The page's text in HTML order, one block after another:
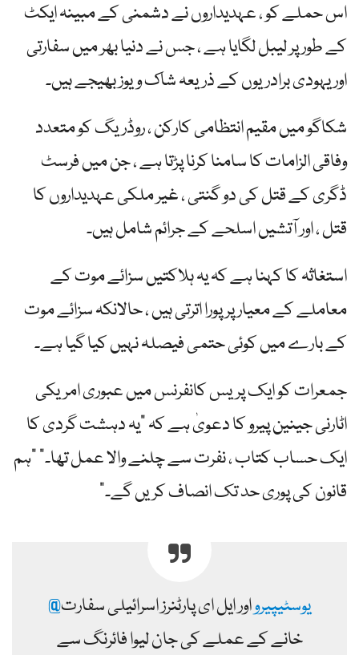
اس حملے کو ، عہدیداروں نے دشمنی کے مبینہ ایکٹ
کے طور پر لیبل لگایا ہے ، جس نے دنیا بھر میں سفارتی
اور یہودی برادریوں کے ذریعہ شاک ویوز بھیجے ہیں۔
شکاگو میں مقیم انتظامی کارکن ، روڈریگ کو متعدد
وفاقی الزامات کا سامنا کرنا پڑتا ہے ، جن میں فرسٹ
ڈگری کے قتل کی دو گنتی ، غیر ملکی عہدیداروں کا
قتل ، اور آتشیں اسلحے کے جرائم شامل ہیں۔
استغاثہ کا کہنا ہے کہ یہ ہلاکتیں سزائے موت کے
معاملے کے معیار پر پورا اترتی ہیں ، حالانکہ سزائے موت
کے بارے میں کوئی حتمی فیصلہ نہیں کیا گیا ہے۔
جمعرات کو ایک پریس کانفرنس میں عبوری امریکی
اٹارنی جینین پیرو کا دعویٰ ہے کہ "یہ دہشت گردی کا
ایک حساب کتاب ، نفرت سے چلنے والا عمل تھا۔” "ہم
قانون کی پوری حد تک انصاف کریں گے۔”
@یوسٹیپیرواور ایل ای پارٹنرز اسرائیلی سفارت
خانے کے عملے کی جان لیوا فائرنگ سے